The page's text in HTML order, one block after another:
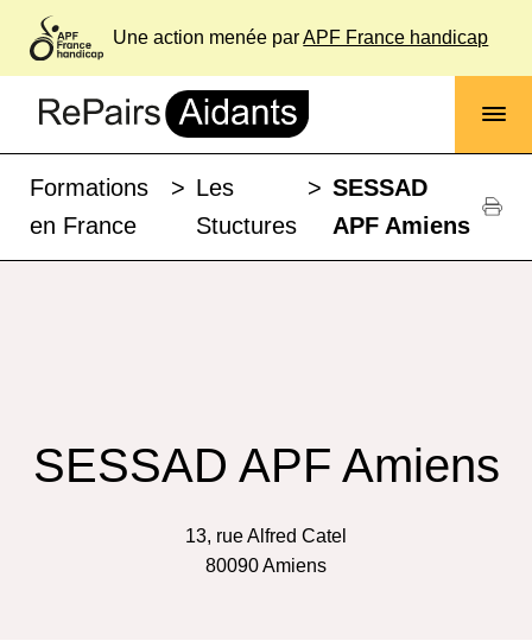
Une action menée parAPF France handicap
Formations
en France
> Les
Stuctures
> SESSAD
APF Amiens
SESSAD APF Amiens
13, rue Alfred Catel
80090Amiens